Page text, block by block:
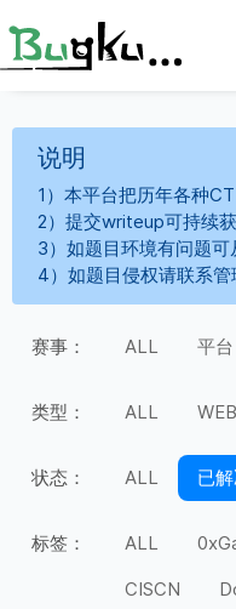
说明
1）本平台把历年各种
2）提交writeup可持续
3）如题目环境有问题
4）如题目侵权请联系
赛事： ALL 平台
类型： ALL WEB
状态： ALL 已
标签： ALL
CISCN